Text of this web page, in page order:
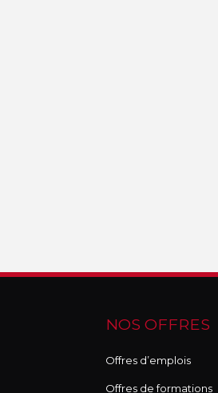
NOS OFFRES
Offres d’emplois
Offres de formations